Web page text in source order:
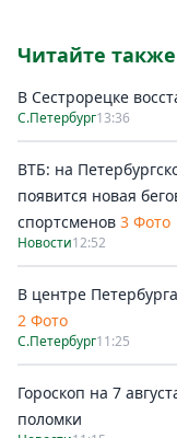
Читайте также
В Сестрорецке
С.Петербург13:36
ВТБ: на
появится новая
спортсменов 3 Фото
Новости12:52
В центре
2 Фото
С.Петербург11:25
Гороскоп на 7
поломки